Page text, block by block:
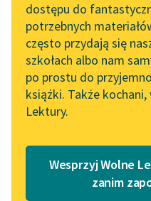
na Wolnych Lekturach
Nowy audiobook –
„Marzenie o Oriencie”
Sophie Elkan
Kolekcja Nadwyraz.com x
Wolne Lektury – idealna na
dostępu do
potrzebnych
często przydają się
szkołach albo nam
po prostu do
książki. Także
Lektury.
Wesprzyj Wolne
zanim
Życie
Szkice z
Wstęp